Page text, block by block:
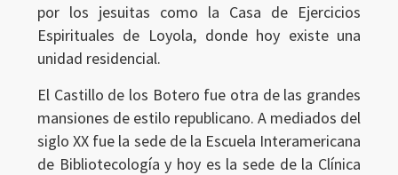
por los jesuitas como la Casa de Ejercicios
Espirituales de Loyola, donde hoy existe una
unidad residencial.
El Castillo de los Botero fue otra de las grandes
mansiones de estilo republicano. A mediados del
siglo XX fue la sede de la Escuela Interamericana
de Bibliotecología y hoy es la sede de la Clínica